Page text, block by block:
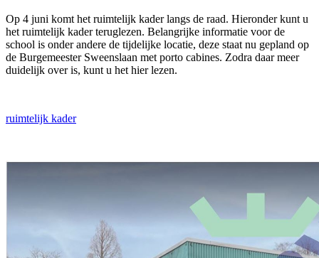
Op 4 juni komt het ruimtelijk kader langs de raad. Hieronder kunt u
het ruimtelijk kader teruglezen. Belangrijke informatie voor de
school is onder andere de tijdelijke locatie, deze staat nu gepland op
de Burgemeester Sweenslaan met porto cabines. Zodra daar meer
duidelijk over is, kunt u het hier lezen.
ruimtelijk kader